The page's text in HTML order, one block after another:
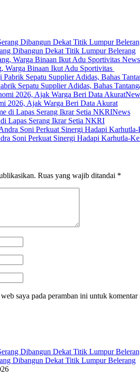
Dibangun Dekat Titik Lumpur Belerang
News
Warga Binaan Ikut Adu Sportivitas
Sepatu Supplier Adidas, Bahas
2026, Ajak Warga Beri Data Akurat
News
Lapas Serang Ikrar Setia NKRI
Soni Perkuat Sinergi Hadapi Karhutla-
Ruas yang wajib ditandai *
saya pada peramban ini untuk komentar
Dibangun Dekat Titik Lumpur Belerang